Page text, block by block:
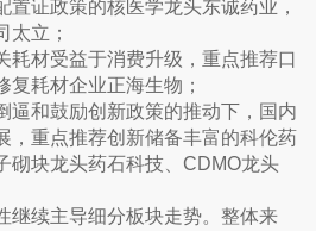
置证政策的核医学龙头东诚药业，
太立；
耗材受益于消费升级，重点推荐口
复耗材企业正海生物；
逼和鼓励创新政策的推动下，国内
，重点推荐创新储备丰富的科伦药
砌块龙头药石科技、CDMO龙头
继续主导细分板块走势。整体来